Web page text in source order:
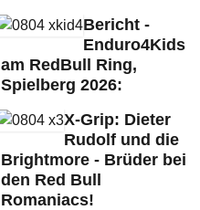
Bericht -
Enduro4Kids
am RedBull Ring,
Spielberg 2026:
X-Grip: Dieter
Rudolf und die
Brightmore - Brüder bei
den Red Bull
Romaniacs!